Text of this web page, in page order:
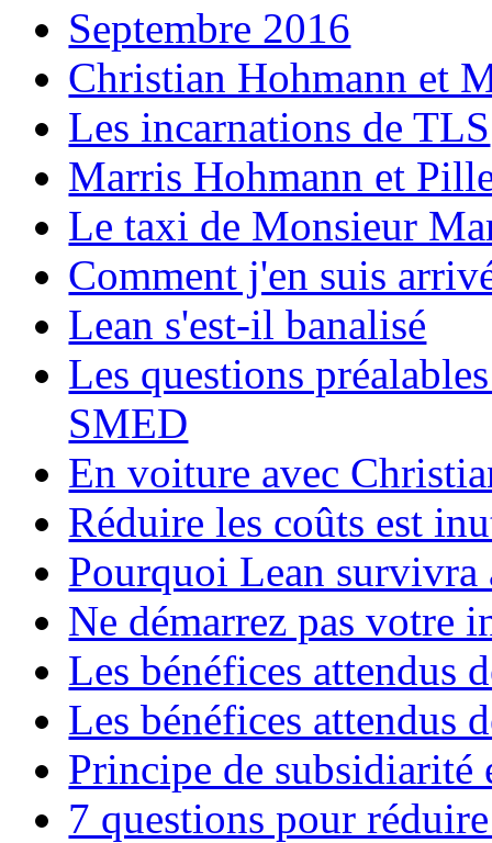
Septembre 2016
Christian Hohmann et
Les incarnations de TLS
Marris Hohmann et
Le taxi de Monsieur
Comment j'en suis
Lean s'est-il banalisé
Les questions
SMED
En voiture avec
Réduire les coûts est
Pourquoi Lean
Ne démarrez pas votre
Les bénéfices attendus
Les bénéfices attendus
Principe de subsidiarité
7 questions pour